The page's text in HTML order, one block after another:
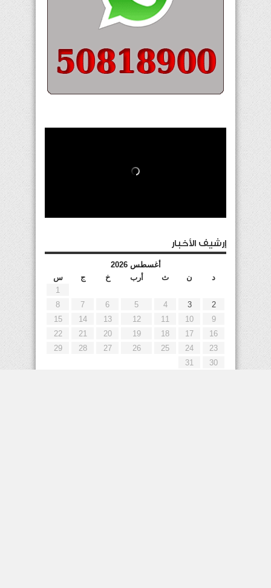
إرشيف الأخبار
أغسطس 2026
د
ن ث أرب خ ج
س
1
2
3
4
5
6
7
8
9
10
11
12
13
14
15
16
17
18
19
20
21
22
23
24
25
26
27
28
29
30
31